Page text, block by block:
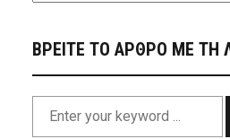
ΒΡΕΙΤΕ ΤΟ ΑΡΘΡΟ ΜΕ ΤΗ